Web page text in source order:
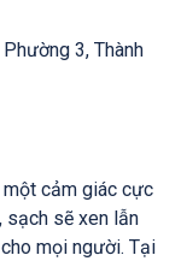
3, Thành
một cảm giác cực
sạch sẽ xen lẫn
mọi người. Tại